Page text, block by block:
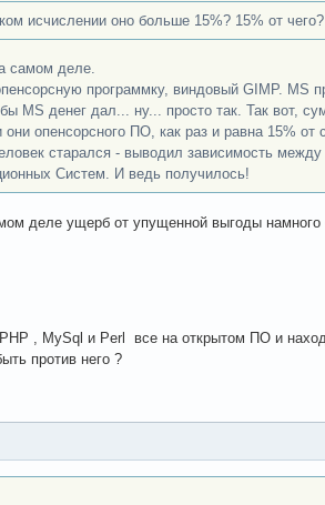
оно больше 15%? 15% от чего?
самом деле.
программку, виндовый GIMP. MS
MS денег дал... ну... просто так. Так вот,
опенсорсного ПО, как раз и равна 15% от
старался - выводил зависимость между
Систем. И ведь получилось!
деле ущерб от упущенной выгоды
, MySql и Perl все на открытом ПО и
против него ?